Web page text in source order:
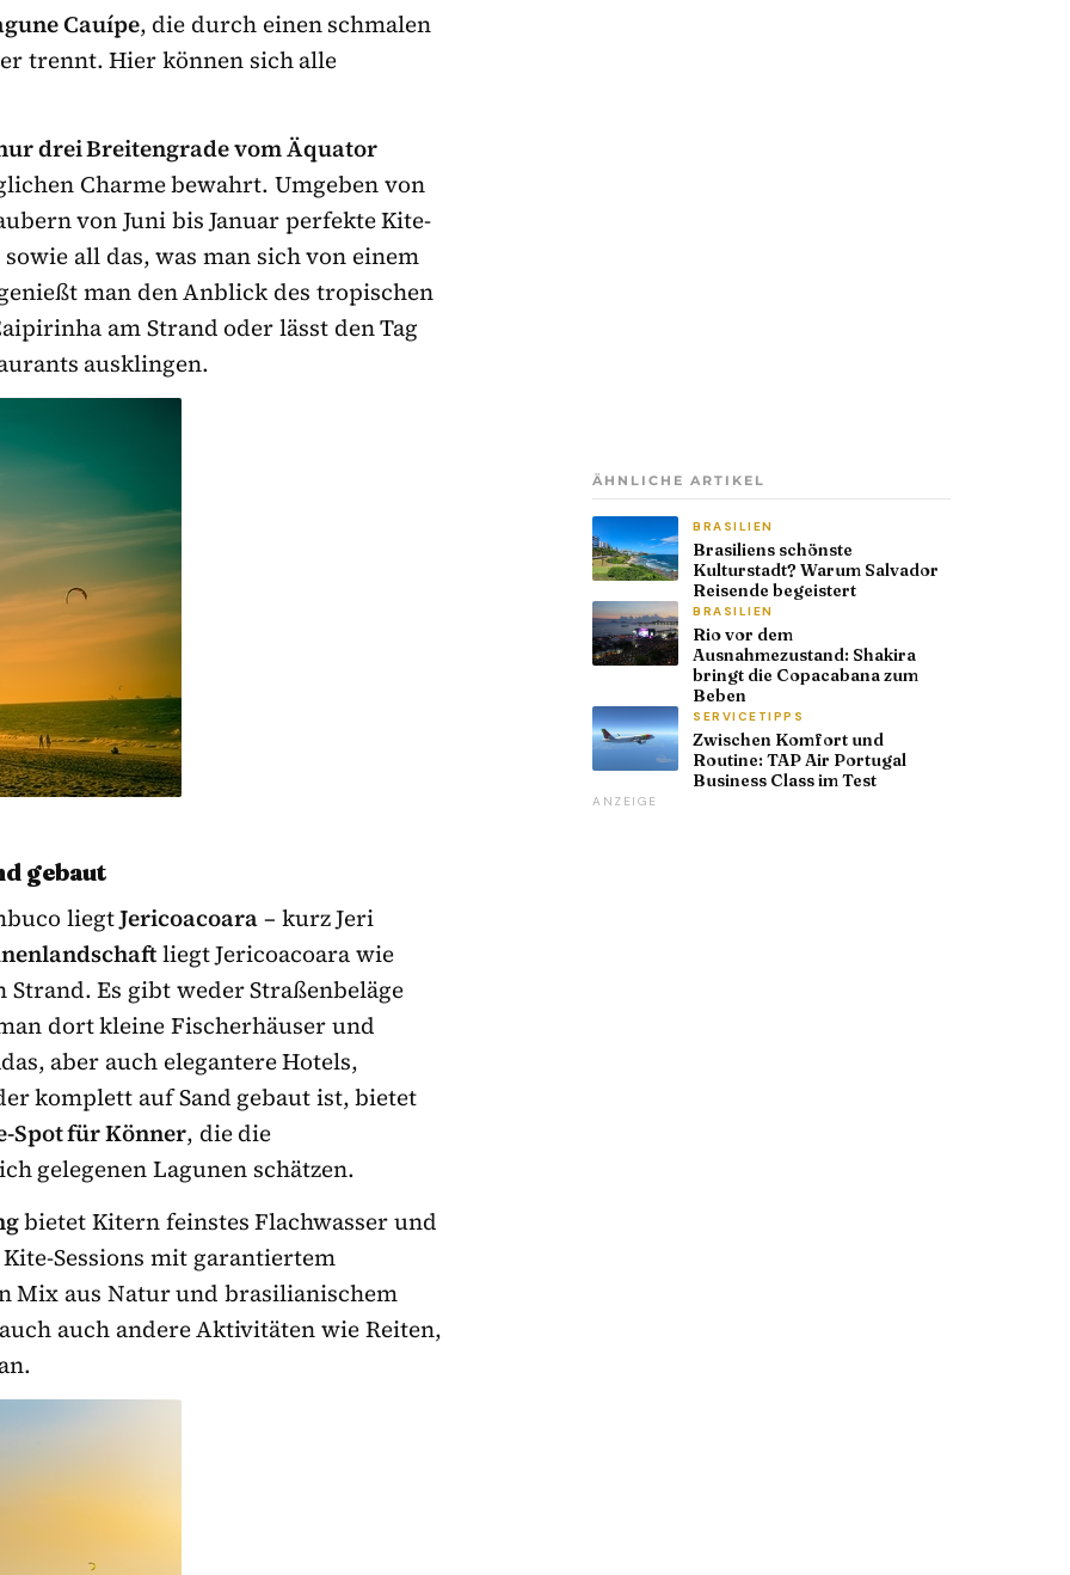
Cauípe, die durch einen schmalen
trennt. Hier können sich alle
drei Breitengrade vom Äquator
Charme bewahrt. Umgeben von
von Juni bis Januar perfekte Kite-
all das, was man sich von einem
man den Anblick des tropischen
am Strand oder lässt den Tag
ausklingen.
gebaut
liegtJericoacoara– kurz Jeri
liegt Jericoacoara wie
Strand. Es gibt weder Straßenbeläge
dort kleine Fischerhäuser und
aber auch elegantere Hotels,
komplett auf Sand gebaut ist, bietet
Spot für Könner, die die
gelegenen Lagunen schätzen.
bietet Kitern feinstes Flachwasser und
Sessions mit garantiertem
Mix aus Natur und brasilianischem
auch andere Aktivitäten wie Reiten,
ÄHNLICHE ARTIKEL
BRASILIEN
Brasiliens schönste
Kulturstadt? Warum Salvador
Reisende begeistert
BRASILIEN
Rio vor dem
Ausnahmezustand: Shakira
bringt die Copacabana zum
Beben
SERVICETIPPS
Zwischen Komfort und
Routine: TAP Air Portugal
Business Class im Test
ANZEIGE